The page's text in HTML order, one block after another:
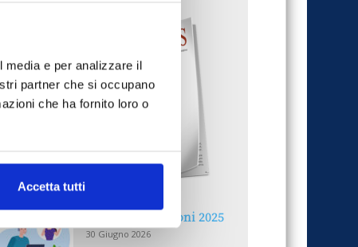
media e per analizzare il
partner che si occupano
che ha fornito loro o
Accetta tutti
Reclami e sanzioni 2025
30 Giugno 2026